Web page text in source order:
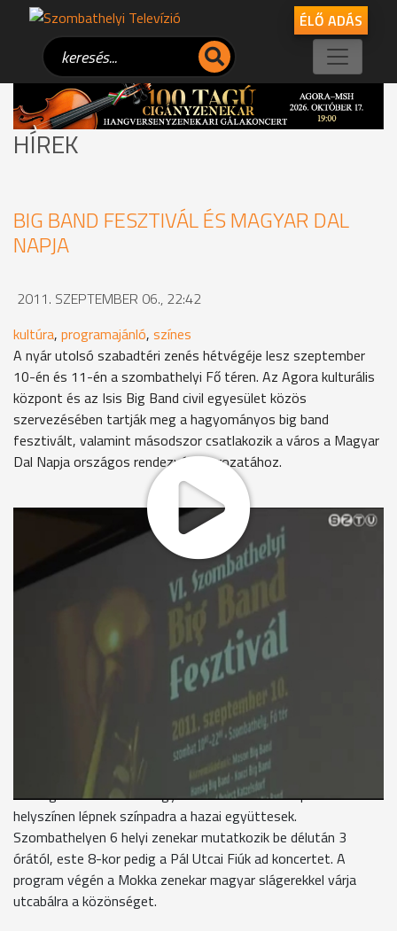
ÉLŐ ADÁS
HÍREK
BIG BAND FESZTIVÁL ÉS MAGYAR DAL
NAPJA
2011. SZEPTEMBER 06., 22:42
kultúra, programajánló, színes
A nyár utolsó szabadtéri zenés hétvégéje lesz szeptember
10-én és 11-én a szombathelyi Fő téren. Az Agora kulturális
központ és az Isis Big Band civil egyesület közös
szervezésében tartják meg a hagyományos big band
fesztivált, valamint másodszor csatlakozik a város a Magyar
Dal Napja országos rendezvénysorozatához.
Hatodik alkalommal lesz Big Band Fesztivál Szombathelyen.
Szeptember 10-én, szombaton délelőtt 11 órakor kezdődik a
program a Fő téren. Nyolc zenekart hallhat majd a közönség.
A múlt század első felében hódított az Amerikában
gyökerező stílus. A swing-korszak népszerű tánczenekarainak
nyomdokain napjainkban újra egyre-másra alakulnak a big
bandek, minden korábbinál szélesebb repertoárral.
Pintér Róbert - elnök, Isis Big Band Egyesület
"A klasszikus darabokon a mai slágerekig, sokféle zenei stílust
megszólaltatnak a zenekarok."
Vasárnap a Magyar Dal Napjával folytatódik a zenés hétvége.
Országszerte 8 vidéki nagyvárosban és 10 budapesti
helyszínen lépnek színpadra a hazai együttesek.
Szombathelyen 6 helyi zenekar mutatkozik be délután 3
órától, este 8-kor pedig a Pál Utcai Fiúk ad koncertet. A
program végén a Mokka zenekar magyar slágerekkel várja
utcabálra a közönséget.